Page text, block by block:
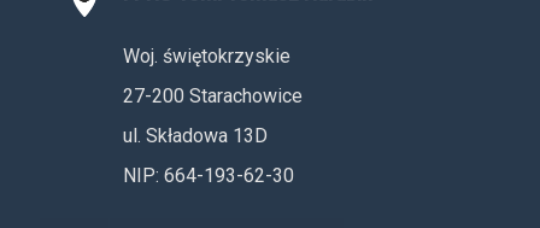
Woj. świętokrzyskie
27-200 Starachowice
ul. Składowa 13D
NIP: 664-193-62-30